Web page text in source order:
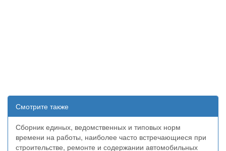
Смотрите также
Сборник единых, ведомственных и типовых норм
времени на работы, наиболее часто встречающиеся при
строительстве, ремонте и содержании автомобильных